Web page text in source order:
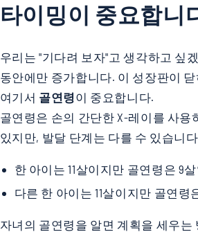
타이밍이 중요합니
우리는 "기다려 보자"고 생각하고 싶
동안에만 증가합니다. 이 성장판이
여기서 골연령 이 중요합니다.
골연령은 손의 간단한 X-레이를 사
있지만, 발달 단계는 다를 수 있습니
한 아이는 11살이지만 골연령은 9
다른 한 아이는 11살이지만 골연
자녀의 골연령을 알면 계획을 세우